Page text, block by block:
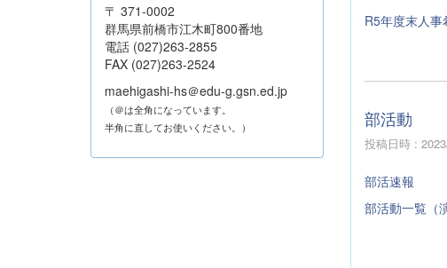
R5年度末人
部活動
投稿日時 :
部活速報
部活動一覧（
〒 371-0002
群馬県前橋市江木町800番地
電話 (027)263-2855
FAX (027)263-2524
maehigashi-hs＠edu-g.gsn.ed.jp
（＠は全角になっています。
半角に直してお使いください。）